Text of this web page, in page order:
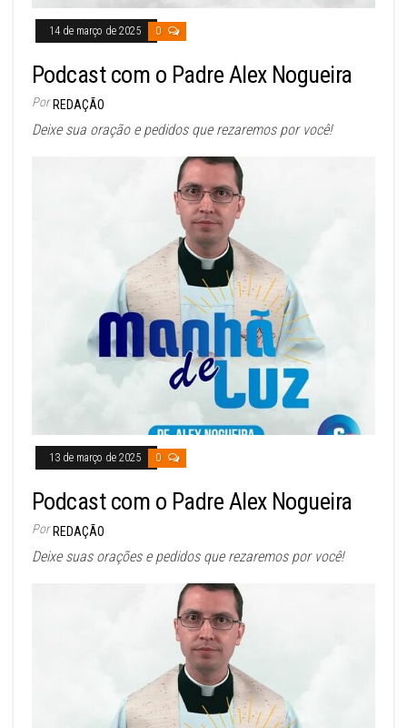
14 de março de 2025 0
Podcast com o Padre Alex Nogueira
Por REDAÇÃO
Deixe sua oração e pedidos que rezaremos por você!
13 de março de 2025 0
Podcast com o Padre Alex Nogueira
Por REDAÇÃO
Deixe suas orações e pedidos que rezaremos por você!